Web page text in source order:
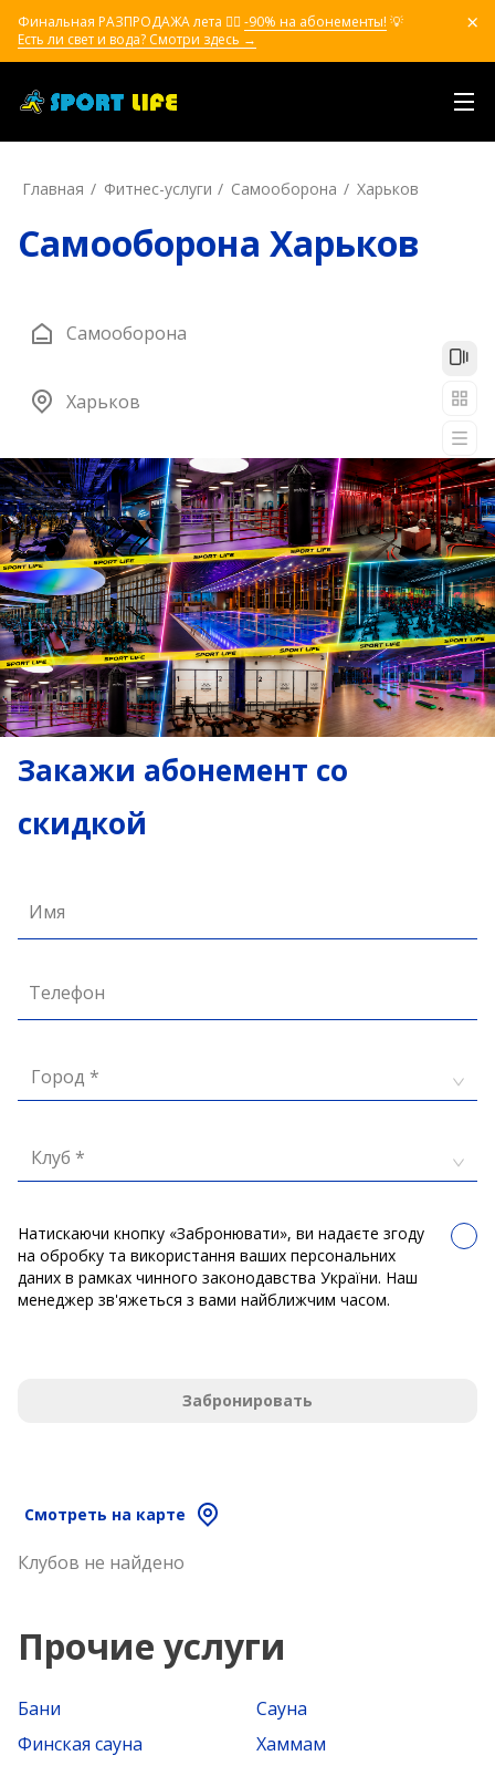
Финальная РАЗПРОДАЖА лета ❤️‍🔥 -90% на абонементы! 💡
Есть ли свет и вода? Смотри здесь →
Главная Фитнес-услуги Самооборона Харьков
Самооборона Харьков
Самооборона
Харьков
Закажи абонемент со
скидкой
Имя
Телефон
Город *
Клуб *
Натискаючи кнопку «Забронювати», ви надаєте згоду
на обробку та використання ваших персональних
даних в рамках чинного законодавства України. Наш
менеджер зв'яжеться з вами найближчим часом.
Забронировать
Смотреть на карте
Клубов не найдено
Прочие услуги
Бани
Сауна
Финская сауна
Хаммам